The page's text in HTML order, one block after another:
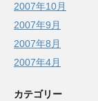
2007年10月
2007年9月
2007年8月
2007年4月
カテゴリー